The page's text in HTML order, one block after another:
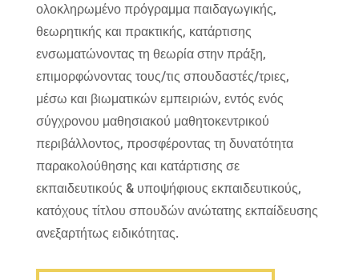
ολοκληρωμένο πρόγραμμα παιδαγωγικής,
θεωρητικής και πρακτικής, κατάρτισης
ενσωματώνοντας τη θεωρία στην πράξη,
επιμορφώνοντας τους/τις σπουδαστές/τριες,
μέσω και βιωματικών εμπειριών, εντός ενός
σύγχρονου μαθησιακού μαθητοκεντρικού
περιβάλλοντος, προσφέροντας τη δυνατότητα
παρακολούθησης και κατάρτισης σε
εκπαιδευτικούς & υποψήφιους εκπαιδευτικούς,
κατόχους τίτλου σπουδών ανώτατης εκπαίδευσης
ανεξαρτήτως ειδικότητας.